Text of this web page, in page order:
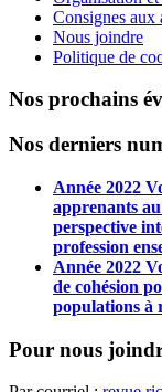
Consignes aux
Nous joindre
Politique de
Nos prochains
Nos derniers
Année 2022
apprenants
perspective
profession
Année 2022
de cohésion
populations à
Pour nous